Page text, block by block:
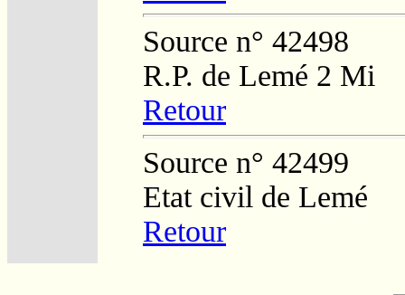
Source n° 42498
R.P. de Lemé 2 Mi
Retour
Source n° 42499
Etat civil de Lemé
Retour